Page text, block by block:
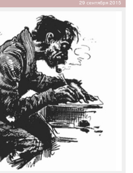
29 сентября 2015